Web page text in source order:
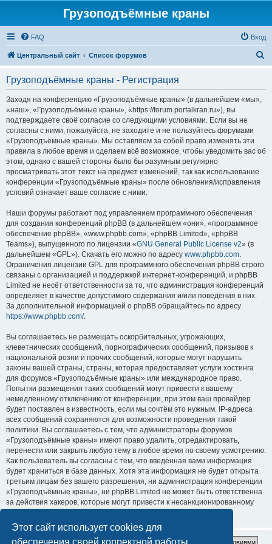
Этот сайт использует cookies для
обеспечения своей корректной работы.
Грузоподъёмные краны
FAQ Вход
Центральный сайт Список форумов
Грузоподъёмные краны - Регистрация
Заходя на конференцию «Грузоподъёмные краны» (в дальнейшем «мы»,
«наш», «Грузоподъёмные краны», «https://forum.portalkran.ru»), вы
подтверждаете своё согласие со следующими условиями. Если вы не
согласны с ними, пожалуйста, не заходите и не пользуйтесь форумами
«Грузоподъёмные краны». Мы оставляем за собой право изменять эти
правила в любое время и сделаем всё возможное, чтобы уведомить вас об
этом, однако с вашей стороны было бы разумным регулярно
просматривать этот текст на предмет изменений, так как использование
конференции «Грузоподъёмные краны» после обновления/исправления
условий означает ваше согласие с ними.
Наши форумы работают под управлением программного обеспечения
для создания конференций phpBB (в дальнейшем «они», «программное
обеспечение phpBB», «www.phpbb.com», «phpBB Limited», «phpBB
Teams»), выпущенного по лицензии «GNU General Public License v2» (в
дальнейшем «GPL»). Скачать его можно по адресу www.phpbb.com.
Ограничения лицензии GPL для программного обеспечения phpBB строго
связаны с организацией и поддержкой интернет-конференций, и phpBB
Limited не несёт ответственности за то, что администрация конференций
определяет в качестве допустимого содержания и/или поведения в них.
За дополнительной информацией о phpBB обращайтесь по адресу
https://www.phpbb.com/.
Вы соглашаетесь не размещать оскорбительных, угрожающих,
клеветнических сообщений, порнографических сообщений, призывов к
национальной розни и прочих сообщений, которые могут нарушить
законы вашей страны, страны, которая предоставляет услуги хостинга
для форумов «Грузоподъёмные краны» или международное право.
Попытки размещения таких сообщений могут привести к вашему
немедленному отключению от конференции, при этом ваш провайдер
будет поставлен в известность, если мы сочтём это нужным. IP-адреса
всех сообщений сохраняются для возможности проведения такой
политики. Вы соглашаетесь с тем, что администраторы форумов
«Грузоподъёмные краны» имеют право удалить, отредактировать,
перенести или закрыть любую тему в любое время по своему усмотрению.
Как пользователь вы согласны с тем, что введённая вами информация
будет храниться в базе данных. Хотя эта информация не будет открыта
третьим лицам без вашего разрешения, ни администрация конференции
«Грузоподъёмные краны», ни phpBB Limited не может быть ответственна
за действия хакеров, которые могут привести к несанкционированному